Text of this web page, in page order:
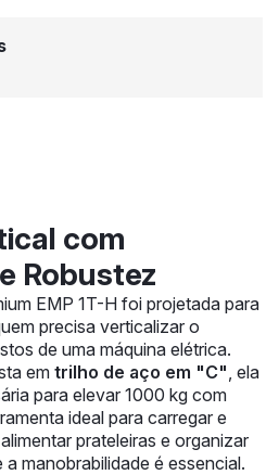
com
Robustez
EMP 1T-H foi projetada para
precisa verticalizar o
de uma máquina elétrica.
emtrilho de aço em "C" , ela
para elevar 1000 kg com
ideal para carregar e
prateleiras e organizar
manobrabilidade é essencial.